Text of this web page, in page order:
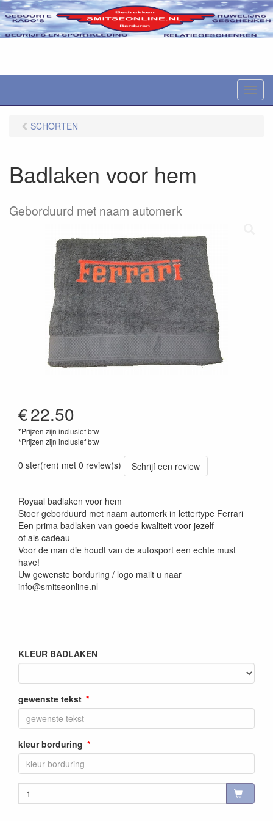
M
e
SCHORTEN
Badlaken voor hem
Geborduurd met naam automerk
€22.50
*Prijzen zijn inclusief btw
*Prijzen zijn inclusief btw
0 ster(ren) met 0 review(s) Schrijf een review
Royaal badlaken voor hem
Stoer geborduurd met naam automerk in lettertype Ferrari
Een prima badlaken van goede kwaliteit voor jezelf
of als cadeau
Voor de man die houdt van de autosport een echte must
have!
Uw gewenste borduring / logo mailt u naar
info@smitseonline.nl
KLEUR BADLAKEN
gewenste tekst
kleur borduring